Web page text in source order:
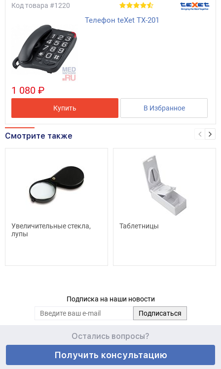
Код товара #1220
Телефон teXet TX-201
1 080 ₽
Купить В Избранное
Смотрите также
Увеличительные стекла,
лупы
Таблетницы
Подписка на наши новости
Остались вопросы?
Получить консультацию